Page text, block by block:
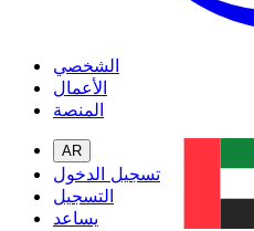
الشخصي
الأعمال
المنصة
AR
تسجيل الدخول
التسجيل
يساعد